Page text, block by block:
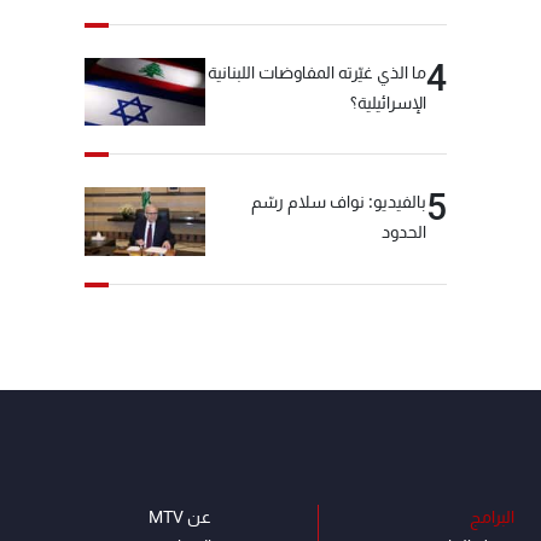
4ما الذي غيّرته المفاوضات اللبنانية
الإسرائيلية؟
5بالفيديو: نواف سلام رسّم
الحدود
البرامج
عن MTV